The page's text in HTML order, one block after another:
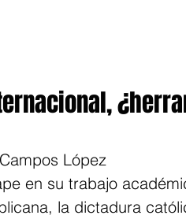
López
en su trabajo
la dictadura